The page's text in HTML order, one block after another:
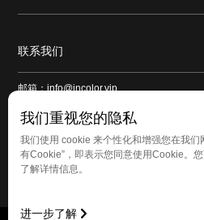
我们重视您的隐私
我们使用 cookie 来个性化和增强您在我们
有Cookie”，即表示您同意使用Cookie。
了解详情信息。
进一步了解
联系我们
邮箱：info@incolor.vip
地址：广东省广州市番禺区新造镇和平路1